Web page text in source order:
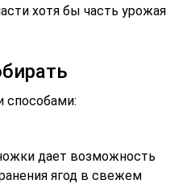
хотя бы часть урожая
дает возможность
ягод в свежем